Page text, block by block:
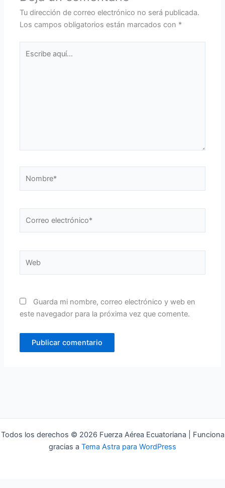
Tu dirección de correo electrónico no será publicada.
Los campos obligatorios están marcados con *
aquí...
Guarda mi nombre, correo electrónico y web en
este navegador para la próxima vez que comente.
Todos los derechos © 2026 Fuerza Aérea Ecuatoriana | Funciona
gracias a Tema Astra para WordPress